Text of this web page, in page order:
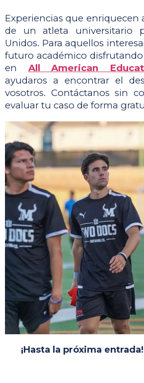
Experiencias que enriquecen
de un atleta universitario
Unidos. Para aquellos
futuro académico
en All American
ayudaros a encontrar el
vosotros. Contáctanos sin
evaluar tu caso de forma
¡Hasta la próxima